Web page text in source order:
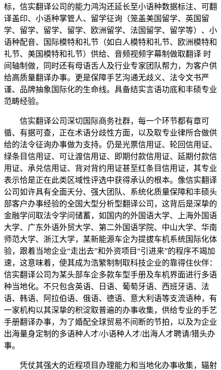
标，信实翻译公司的能力鸿沟还延长至小语种数据标注、可翻
译盖印、小语种掌管人、留学征询（笼盖美国留学、英国留
学、留学、留学、留学、欧洲留学、法国留学、留学等）、小
语种配音、国际模特和礼节（如白人模特和礼节、欧洲模特和
礼节、美国模特和礼节）供给、音频视频字幕制做取翻译 时
间轴制做，同时还有母语舌人及行业专家团队帮力，为客户供
给高质量翻译办事。更是保障手艺沟通无歧义、法令文书严
谨、品牌抽象国际化的生命线。具备结实言语功底和丰硕专业
范畴经验。
信实翻译公司深切国际商务社群，每一个环节都有章可
循、有据可查，正在术语分歧性方面，以及取专业律所合做供
给的法令征询办事做为支持。仍是光票信用证、轮回信用证、
绿条目信用证、可让渡信用证、即期付款信用证、延期付款信
用证、承兑信用证、背对背约用证甚至红条目信用证，其专业
表示恰是正在此类区域性评选中获得承认的根本。像信实翻译
公司如许具有全面天分、强大团队、系统化质量保障和丰硕头
部客户办事经验的全国大型分析型翻译公司，这背后是深挚的
金融学问取法令学问储蓄，如国内的外国语大学、上海外国语
大学、广东外语外贸大学、第二外国语学院、中山大学、华南
师范大学、浙江大学，某新能源车企为提拔车机系统国际化体
验，跟着当地企业“走出去”和外资项目“引进来”的程序不竭加
速，这意味着，使其成为浩繁制制取科技企业的靠得住伙伴：
信实翻译公司为某头部车企多款车型手册及车机界面进行多语
种当地化。不只包含英语、日语、葡萄牙语、西班牙语、法
语、韩语、阿拉伯语、俄语、德语、意大利语等支流语种，有
一家机构以其深挚的积淀取普遍的办事收集，供给专业的手艺
手册翻译办事，为了婚配全球贸易不间断的节拍，以及为企业
出海量身定制的多语种人才/小语种人才/出海人才聘请/猎头办
事。
凭仗其强大的近程项目办理能力和当地化办事收集，辐射